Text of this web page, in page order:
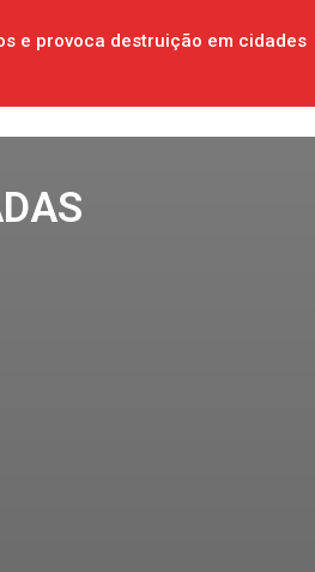
e provoca destruição em cidades